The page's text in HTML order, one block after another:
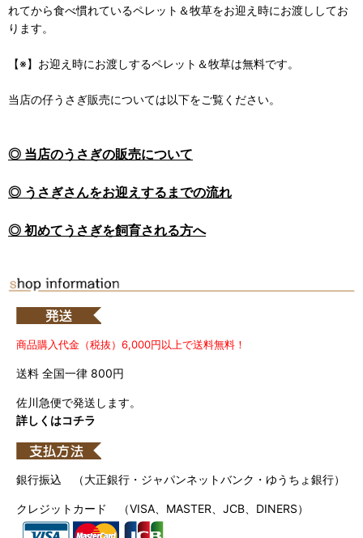
れてから食べ慣れているペレット＆牧草をお迎え時にお渡ししてお
ります。
【※】お迎え時にお渡しするペレット＆牧草は無料です。
当店の仔うさぎ販売については以下をご覧ください。
◎ 当店のうさぎの販売について
◎ うさぎさんをお迎えするまでの流れ
◎ 初めてうさぎを飼育される方へ
商品購入代金（税抜）6,000円以上で送料無料！
送料 全国一律 800円
佐川急便で発送します。
詳しくはコチラ
銀行振込 （大正銀行・ジャパンネットバンク・ゆうちょ銀行）
クレジットカード （VISA、MASTER、JCB、DINERS）